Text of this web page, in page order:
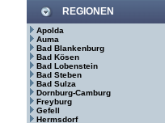
REGIONEN
Apolda
Auma
Bad Blankenburg
Bad Kösen
Bad Lobenstein
Bad Steben
Bad Sulza
Dornburg-Camburg
Freyburg
Gefell
Hermsdorf